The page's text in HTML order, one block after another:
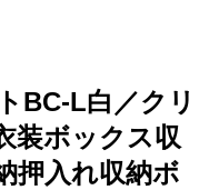
BC-L白／クリ
装ボックス収
押入れ収納ボ